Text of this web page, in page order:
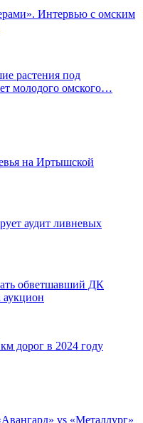
Интервью с омским
растения под
молодого омского…
на Иртышской
аудит ливневых
обветшавший ДК
аукцион
дорог в 2024 году
vs «Металлург»